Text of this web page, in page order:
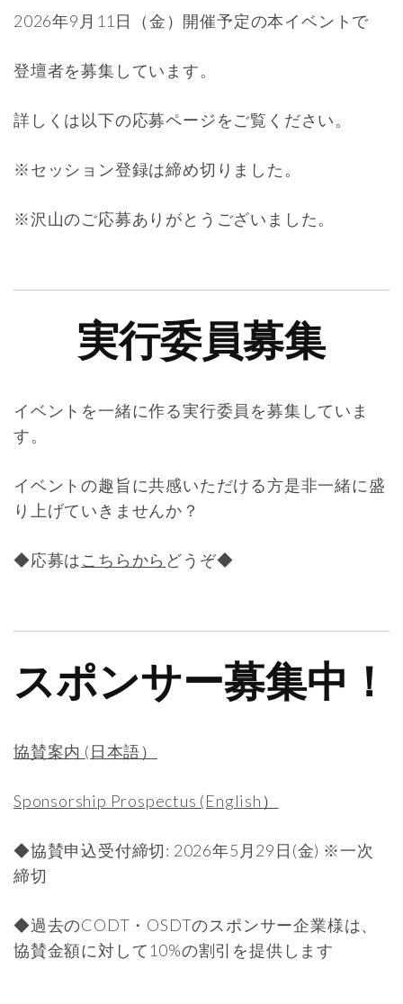
2026年9月11日（金）開催予定の本イベントで
登壇者を募集しています。
詳しくは以下の応募ページをご覧ください。
※セッション登録は締め切りました。
※沢山のご応募ありがとうございました。
実行委員募集
イベントを一緒に作る実行委員を募集していま
す。
イベントの趣旨に共感いただける方是非一緒に盛
り上げていきませんか？
◆応募はこちらから どうぞ◆
スポンサー募集中！
協賛案内 (日本語）
Sponsorship Prospectus (English）
◆協賛申込受付締切: 2026年5月29日(金) ※一次
締切
◆過去のCODT・OSDTのスポンサー企業様は、
協賛金額に対して10%の割引を提供します